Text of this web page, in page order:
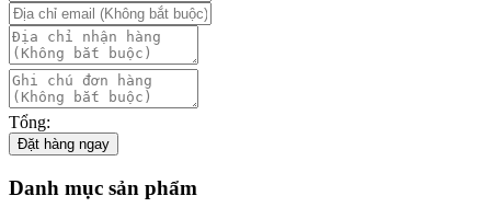
Tổng:
Đặt hàng ngay
Danh mục sản phẩm